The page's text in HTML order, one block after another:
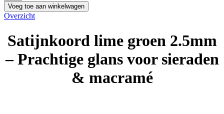
Voeg toe aan winkelwagen
Overzicht
Satijnkoord lime groen 2.5mm
– Prachtige glans voor sieraden
& macramé